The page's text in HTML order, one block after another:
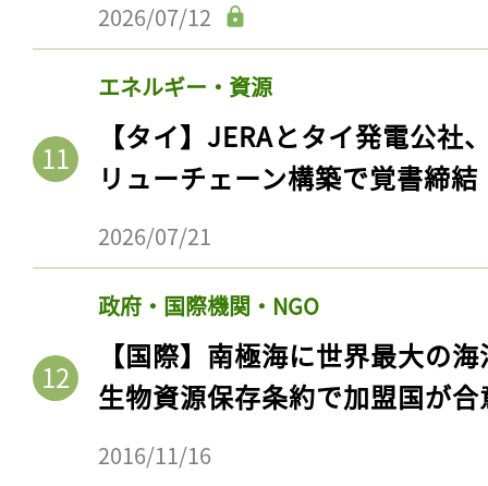
2026/07/12
エネルギー・資源
【タイ】JERAとタイ発電公社
リューチェーン構築で覚書締結
2026/07/21
政府・国際機関・NGO
【国際】南極海に世界最大の
生物資源保存条約で加盟国が合
2016/11/16